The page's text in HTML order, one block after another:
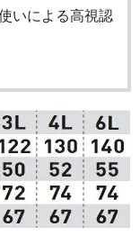
いによる高視認